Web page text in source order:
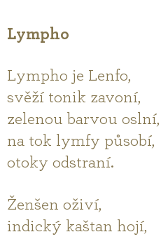
Lympho
Lympho je Lenfo,
svěží tonik zavoní,
zelenou barvou oslní,
na tok lymfy působí,
otoky odstraní.
Ženšen oživí,
indický kaštan hojí,